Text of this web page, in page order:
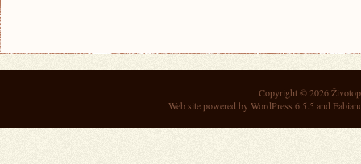
Copyright © 2026
Web site powered byWordPress 6.5.5 and